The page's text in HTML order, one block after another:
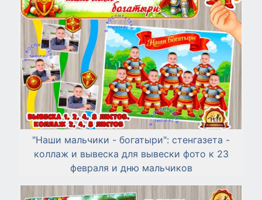
"Наши мальчики - богатыри": стенгазета -
коллаж и вывеска для вывески фото к 23
февраля и дню мальчиков